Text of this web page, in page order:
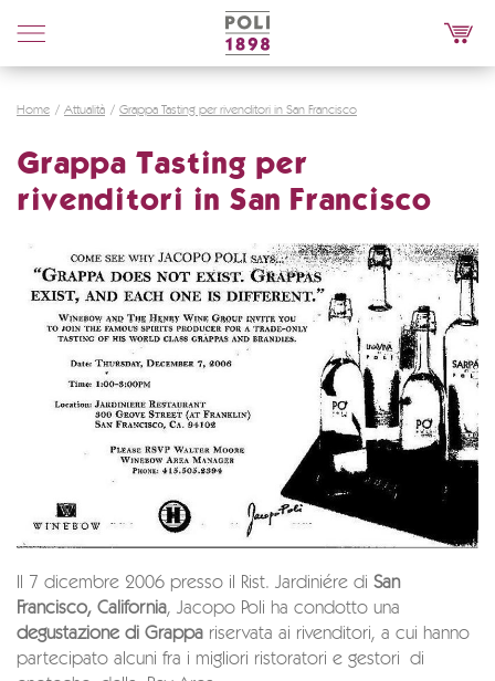
Poli
Distillerie
Home Attualità Grappa Tasting per rivenditori in San Francisco
Grappa Tasting per
rivenditori in San Francisco
Il 7 dicembre 2006 presso il Rist. Jardiniére di San
Francisco, California, Jacopo Poli ha condotto una
degustazione di Grappa riservata ai rivenditori, a cui hanno
partecipato alcuni fra i migliori ristoratori e gestori di